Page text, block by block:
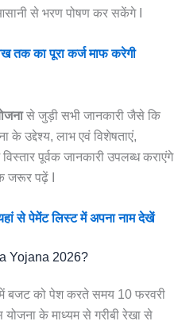
से भरण पोषण कर सकेंगे I
का पूरा कर्ज माफ करेगी
से जुड़ी सभी जानकारी जैसे कि
के उद्देश्य, लाभ एवं विशेषताएं,
पूर्वक जानकारी उपलब्ध कराएंगे
जरूर पढ़ें I
से पेमेंट लिस्ट में अपना नाम देखें
Yojana 2026?
में बजट को पेश करते समय 10 फरवरी
के माध्यम से गरीबी रेखा से